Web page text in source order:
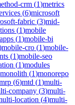
crm (1)metrics
(6)microsoft
fabric (3)mid-
(1)mobile
(1)mobile-bi
mobile-cro (1)mobile-
(1)mobile-seo
(1)modules
monolith (1)monorepo
(6)mtd (1)multi-
company (3)multi-
location (4)multi-